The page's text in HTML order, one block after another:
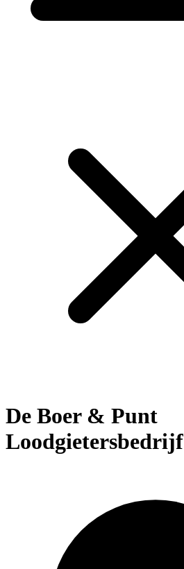
De Boer & Punt
Loodgietersbedrijf